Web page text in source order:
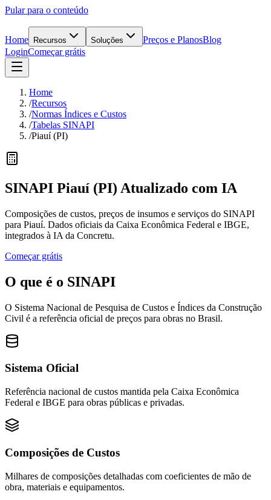
Pular para o conteúdo
Home Recursos Soluções Preços e PlanosBlog
LoginComeçar grátis
Home
/Recursos
/Normas Índices e Custos
/Tabelas SINAPI
/Piauí (PI)
SINAPI Piauí (PI) Atualizado com IA
Composições de custos, preços de insumos e serviços do SINAPI
para Piauí. Dados oficiais da Caixa Econômica Federal e IBGE,
integrados à IA da Concretu.
Começar grátis
O que é o SINAPI
O Sistema Nacional de Pesquisa de Custos e Índices da Construção
Civil é a referência oficial de preços para obras no Brasil.
Sistema Oficial
Referência nacional de custos mantida pela Caixa Econômica
Federal e IBGE para obras públicas e privadas.
Composições de Custos
Milhares de composições detalhadas com coeficientes de mão de
obra, materiais e equipamentos.